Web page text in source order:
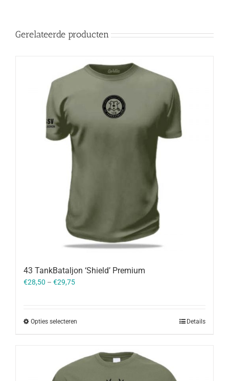
Gerelateerde producten
43 TankBataljon ‘Shield’ Premium
€28,50 – €29,75
Opties selecteren Details